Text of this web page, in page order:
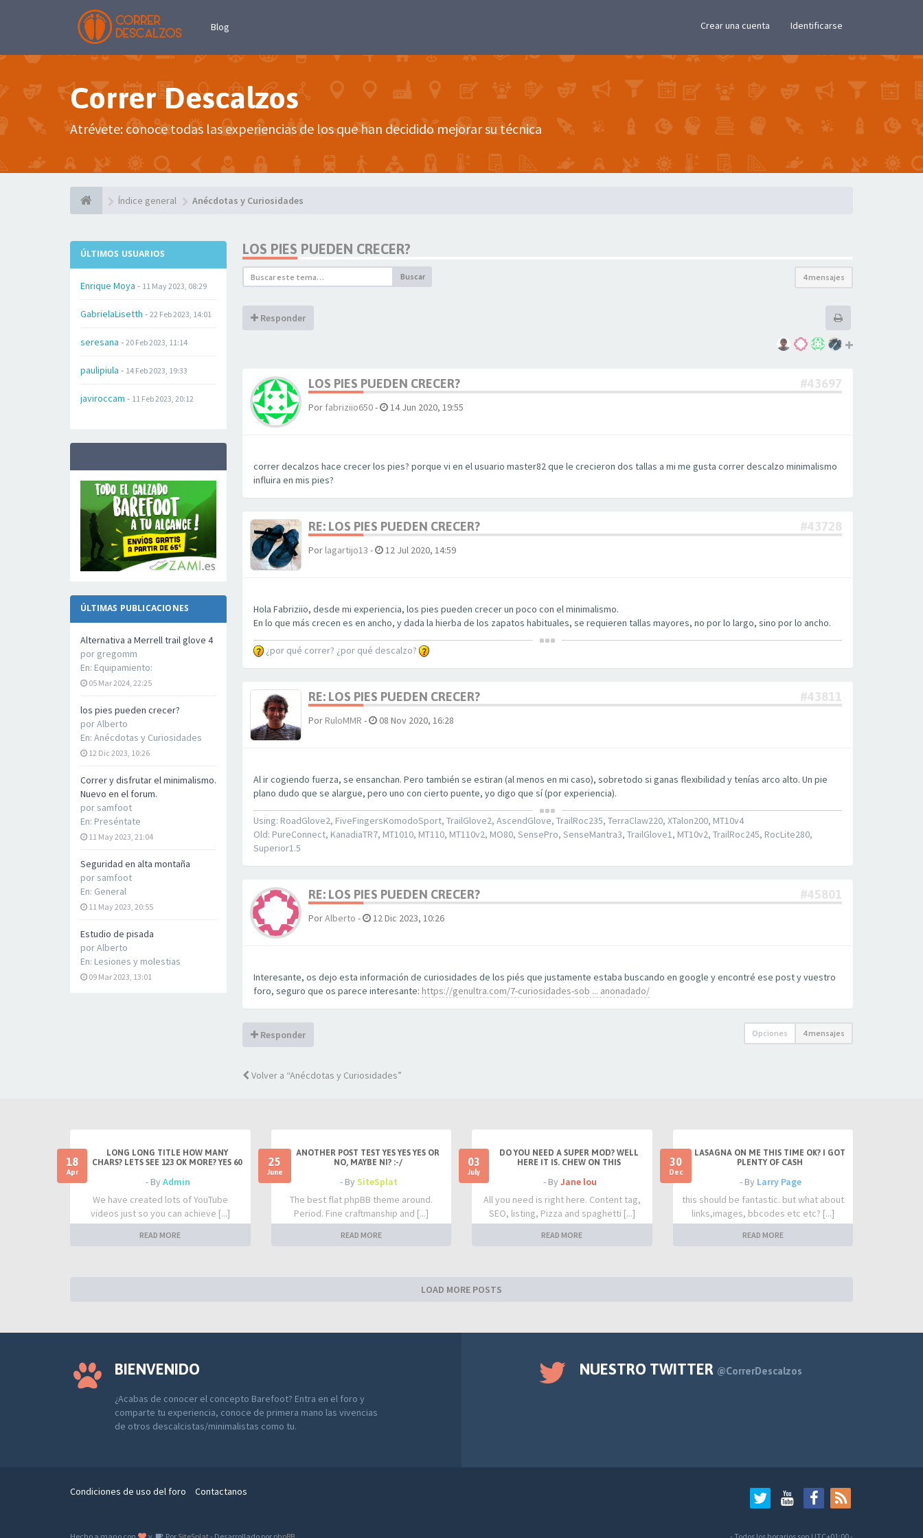
Blog Crear una cuenta Identificarse
Correr Descalzos
Atrévete: conoce todas las experiencias de los que han decidido mejorar su técnica
Índice general Anécdotas y Curiosidades
ÚLTIMOS USUARIOS
Enrique Moya - 11 May 2023, 08:29
GabrielaLisetth - 22 Feb 2023, 14:01
seresana - 20 Feb 2023, 11:14
paulipiula - 14 Feb 2023, 19:33
javiroccam - 11 Feb 2023, 20:12
ÚLTIMAS PUBLICACIONES
Alternativa a Merrell trail glove 4
por gregomm
En: Equipamiento:
05 Mar 2024, 22:25
los pies pueden crecer?
porAlberto
En: Anécdotas y Curiosidades
12 Dic 2023, 10:26
Correr y disfrutar el minimalismo.
Nuevo en el forum.
por samfoot
En: Preséntate
11 May 2023, 21:04
Seguridad en alta montaña
por samfoot
En: General
11 May 2023, 20:55
Estudio de pisada
porAlberto
En: Lesiones y molestias
09 Mar 2023, 13:01
LOS PIES PUEDEN CRECER?
Buscar 4 mensajes
Responder
LOS PIES PUEDEN CRECER? #43697
Por fabriziio650- 14 Jun 2020, 19:55
correr decalzos hace crecer los pies? porque vi en el usuario master82 que le crecieron dos tallas a mi me gusta correr descalzo minimalismo
influira en mis pies?
RE: LOS PIES PUEDEN CRECER? #43728
Por lagartijo13 - 12 Jul 2020, 14:59
Hola Fabriziio, desde mi experiencia, los pies pueden crecer un poco con el minimalismo.
En lo que más crecen es en ancho, y dada la hierba de los zapatos habituales, se requieren tallas mayores, no por lo largo, sino por lo ancho.
¿por qué correr? ¿por qué descalzo?
RE: LOS PIES PUEDEN CRECER? #43811
Por RuloMMR - 08 Nov 2020, 16:28
Al ir cogiendo fuerza, se ensanchan. Pero también se estiran (al menos en mi caso), sobretodo si ganas flexibilidad y tenías arco alto. Un pie
plano dudo que se alargue, pero uno con cierto puente, yo digo que sí (por experiencia).
Using: RoadGlove2, FiveFingersKomodoSport, TrailGlove2, AscendGlove, TrailRoc235, TerraClaw220, XTalon200, MT10v4
Old: PureConnect, KanadiaTR7, MT1010, MT110, MT110v2, MO80, SensePro, SenseMantra3, TrailGlove1, MT10v2, TrailRoc245, RocLite280,
Superior1.5
RE: LOS PIES PUEDEN CRECER? #45801
PorAlberto - 12 Dic 2023, 10:26
Interesante, os dejo esta información de curiosidades de los piés que justamente estaba buscando en google y encontré ese post y vuestro
foro, seguro que os parece interesante: https://genultra.com/7-curiosidades-sob ... anonadado/
Responder Opciones 4 mensajes
Volver a “Anécdotas y Curiosidades”
18
Apr
LONG LONG TITLE HOW MANY
CHARS? LETS SEE 123 OK MORE? YES 60
- ByAdmin
We have created lots of YouTube
videos just so you can achieve [...]
READ MORE
25
June
ANOTHER POST TEST YES YES YES OR
NO, MAYBE NI? :-/
- BySiteSplat
The best flat phpBB theme around.
Period. Fine craftmanship and [...]
READ MORE
03
July
DO YOU NEED A SUPER MOD? WELL
HERE IT IS. CHEW ON THIS
- By Jane lou
All you need is right here. Content tag,
SEO, listing, Pizza and spaghetti [...]
READ MORE
30
Dec
LASAGNA ON ME THIS TIME OK? I GOT
PLENTY OF CASH
- By Larry Page
this should be fantastic. but what about
links,images, bbcodes etc etc? [...]
READ MORE
LOAD MORE POSTS
BIENVENIDO
¿Acabas de conocer el concepto Barefoot? Entra en el foro y
comparte tu experiencia, conoce de primera mano las vivencias
de otros descalcistas/minimalistas como tu.
NUESTRO TWITTER @CorrerDescalzos
Condiciones de uso del foro Contactanos